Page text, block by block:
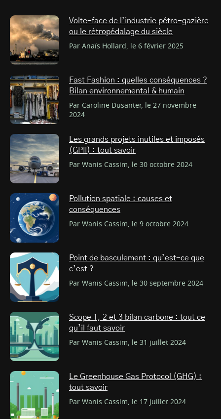
Volte-face de l’industrie pétro-gazière
ou le rétropédalage du siècle
Par Anaïs Hollard, le 6 février 2025
Fast Fashion : quelles conséquences ?
Bilan environnemental & humain
Par Caroline Dusanter, le 27 novembre
2024
Les grands projets inutiles et imposés
(GPII) : tout savoir
Par Wanis Cassim, le 30 octobre 2024
Pollution spatiale : causes et
conséquences
Par Wanis Cassim, le 9 octobre 2024
Point de basculement : qu’est-ce que
c’est ?
Par Wanis Cassim, le 30 septembre 2024
Scope 1, 2 et 3 bilan carbone : tout ce
qu’il faut savoir
Par Wanis Cassim, le 31 juillet 2024
Le Greenhouse Gas Protocol (GHG) :
tout savoir
Par Wanis Cassim, le 17 juillet 2024